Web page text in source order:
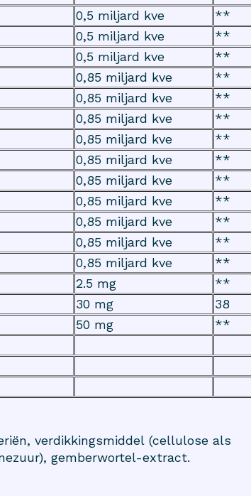
0,5 miljard kve
**
0,5 miljard kve
**
0,5 miljard kve
**
0,85 miljard kve
**
0,85 miljard kve
**
0,85 miljard kve
**
0,85 miljard kve
**
0,85 miljard kve
**
0,85 miljard kve
**
0,85 miljard kve
**
0,85 miljard kve
**
0,85 miljard kve
**
0,85 miljard kve
**
2.5 mg
**
30 mg
38
50 mg
**
verdikkingsmiddel (cellulose als
gemberwortel-extract.